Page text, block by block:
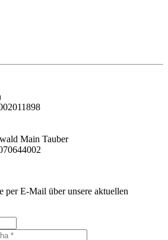
Main Tauber
per E-Mail über unsere aktuellen